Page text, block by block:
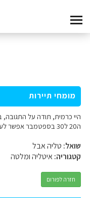
מומחי תיירות
היי כרמית, תודה על התגובה,
ה20 ל30 בספטמבר אפשר לעשות טרקים
שואל: טליה אבל
קטגוריה:איטליה ומלטה
חזרה לפורום